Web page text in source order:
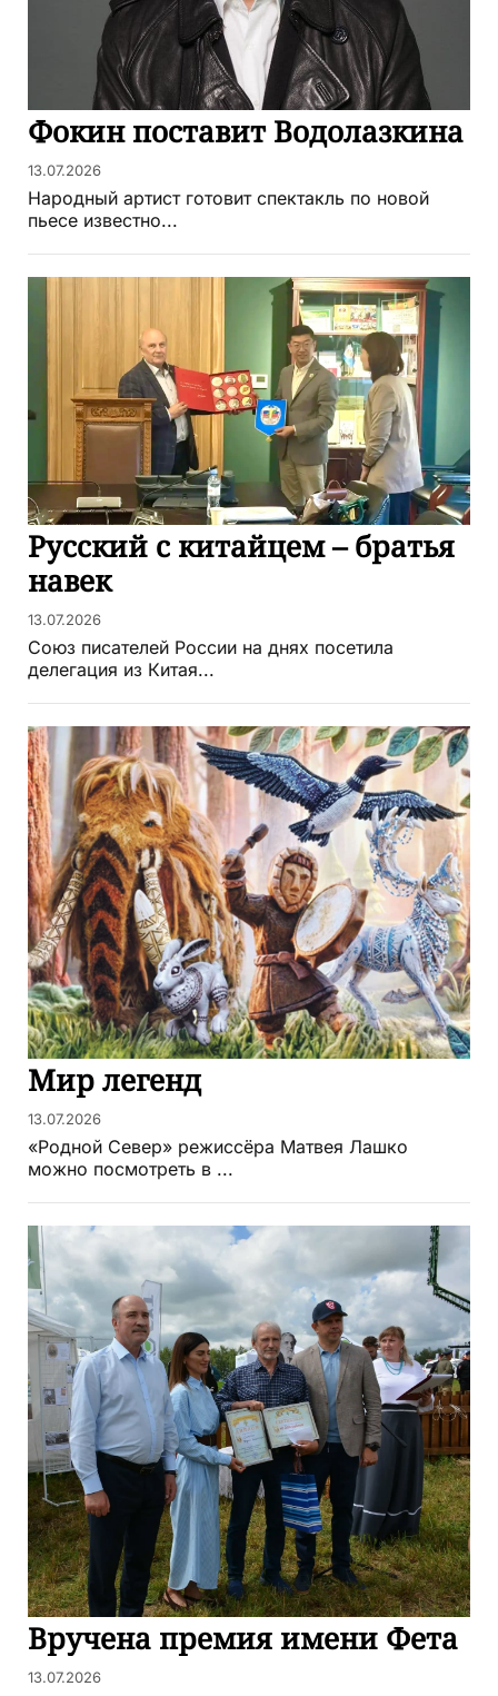
Фокин поставит Водолазкина
13.07.2026
Народный артист готовит спектакль по новой
пьесе известно...
Русский с китайцем – братья
навек
13.07.2026
Союз писателей России на днях посетила
делегация из Китая...
Мир легенд
13.07.2026
«Родной Север» режиссёра Матвея Лашко
можно посмотреть в ...
Вручена премия имени Фета
13.07.2026